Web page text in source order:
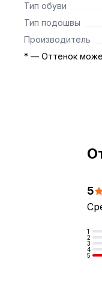
Тип обуви
Тип подошвы
Производитель
* — Оттенок
5
1
2
3
4
5